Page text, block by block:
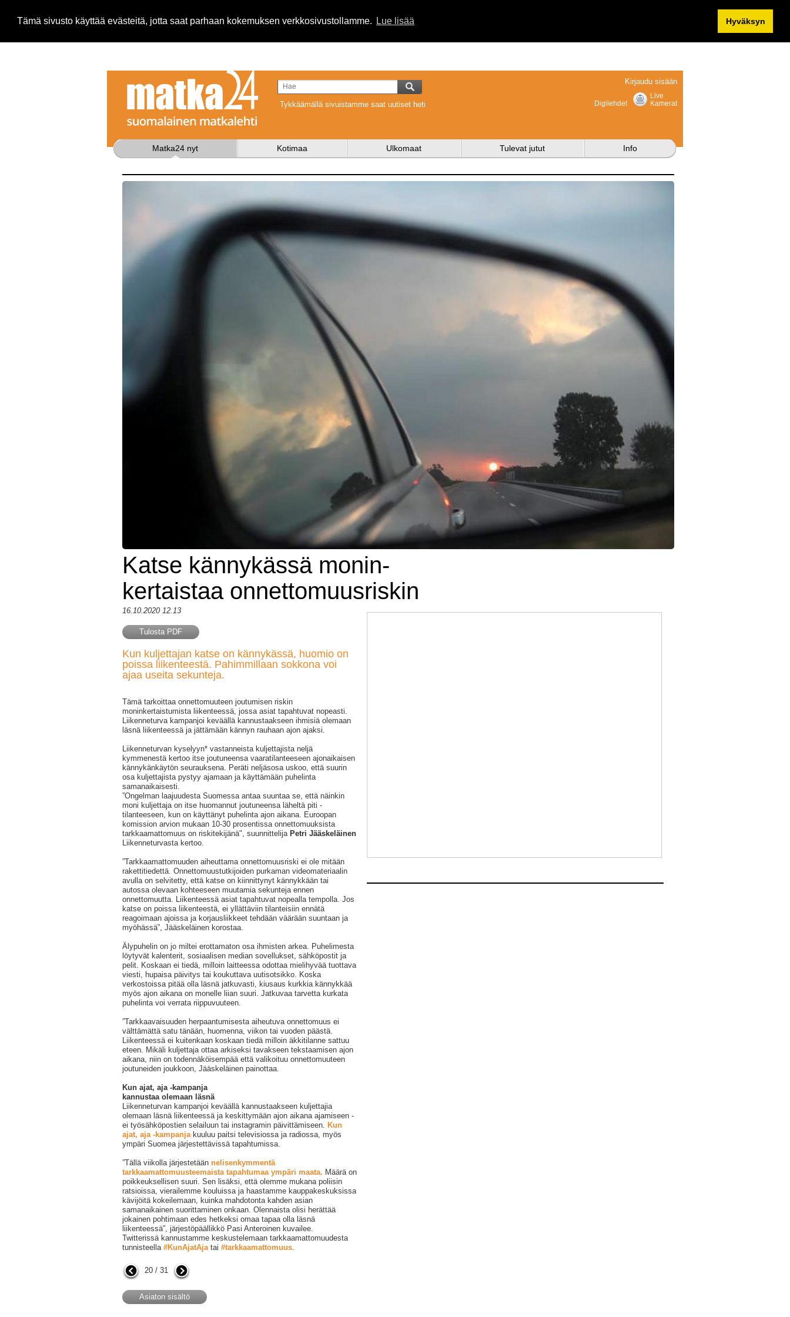
Tämä sivusto käyttää evästeitä, jotta saat parhaan kokemuksen verkkosivustollamme. Lue lisää Hyväksyn
Tykkäämällä sivuistamme saat uutiset heti
Kirjaudu sisään
Live
Kamerat
Digilehdet
Matka24 nyt Kotimaa Ulkomaat Tulevat jutut Info
Katse kännykässä monin-
kertaistaa onnettomuusriskin
16.10.2020 12.13
Tulosta PDF
Kun kuljettajan katse on kännykässä, huomio on
poissa liikenteestä. Pahimmillaan sokkona voi
ajaa useita sekunteja.
Tämä tarkoittaa onnettomuuteen joutumisen riskin
moninkertaistumista liikenteessä, jossa asiat tapahtuvat nopeasti.
Liikenneturva kampanjoi keväällä kannustaakseen ihmisiä olemaan
läsnä liikenteessä ja jättämään kännyn rauhaan ajon ajaksi.
Liikenneturvan kyselyyn* vastanneista kuljettajista neljä
kymmenestä kertoo itse joutuneensa vaaratilanteeseen ajonaikaisen
kännykänkäytön seurauksena. Peräti neljäsosa uskoo, että suurin
osa kuljettajista pystyy ajamaan ja käyttämään puhelinta
samanaikaisesti.
”Ongelman laajuudesta Suomessa antaa suuntaa se, että näinkin
moni kuljettaja on itse huomannut joutuneensa läheltä piti -
tilanteeseen, kun on käyttänyt puhelinta ajon aikana. Euroopan
komission arvion mukaan 10-30 prosentissa onnettomuuksista
tarkkaamattomuus on riskitekijänä", suunnittelija Petri Jääskeläinen
Liikenneturvasta kertoo.
”Tarkkaamattomuuden aiheuttama onnettomuusriski ei ole mitään
rakettitiedettä. Onnettomuustutkijoiden purkaman videomateriaalin
avulla on selvitetty, että katse on kiinnittynyt kännykkään tai
autossa olevaan kohteeseen muutamia sekunteja ennen
onnettomuutta. Liikenteessä asiat tapahtuvat nopealla tempolla. Jos
katse on poissa liikenteestä, ei yllättäviin tilanteisiin ennätä
reagoimaan ajoissa ja korjausliikkeet tehdään väärään suuntaan ja
myöhässä”, Jääskeläinen korostaa.
Älypuhelin on jo miltei erottamaton osa ihmisten arkea. Puhelimesta
löytyvät kalenterit, sosiaalisen median sovellukset, sähköpostit ja
pelit. Koskaan ei tiedä, milloin laitteessa odottaa mielihyvää tuottava
viesti, hupaisa päivitys tai koukuttava uutisotsikko. Koska
verkostoissa pitää olla läsnä jatkuvasti, kiusaus kurkkia kännykkää
myös ajon aikana on monelle liian suuri. Jatkuvaa tarvetta kurkata
puhelinta voi verrata riippuvuuteen.
”Tarkkaavaisuuden herpaantumisesta aiheutuva onnettomuus ei
välttämättä satu tänään, huomenna, viikon tai vuoden päästä.
Liikenteessä ei kuitenkaan koskaan tiedä milloin äkkitilanne sattuu
eteen. Mikäli kuljettaja ottaa arkiseksi tavakseen tekstaamisen ajon
aikana, niin on todennäköisempää että valikoituu onnettomuuteen
joutuneiden joukkoon, Jääskeläinen painottaa.
Kun ajat, aja -kampanja
kannustaa olemaan läsnä
Liikenneturvan kampanjoi keväällä kannustaakseen kuljettajia
olemaan läsnä liikenteessä ja keskittymään ajon aikana ajamiseen -
ei työsähköpostien selailuun tai instagramin päivittämiseen. Kun
ajat, aja -kampanjakuuluu paitsi televisiossa ja radiossa, myös
ympäri Suomea järjestettävissä tapahtumissa.
”Tällä viikolla järjestetään nelisenkymmentä
tarkkaamattomuusteemaista tapahtumaa ympäri maata. Määrä on
poikkeuksellisen suuri. Sen lisäksi, että olemme mukana poliisin
ratsioissa, vierailemme kouluissa ja haastamme kauppakeskuksissa
kävijöitä kokeilemaan, kuinka mahdotonta kahden asian
samanaikainen suorittaminen onkaan. Olennaista olisi herättää
jokainen pohtimaan edes hetkeksi omaa tapaa olla läsnä
liikenteessä”, järjestöpäällikkö Pasi Anteroinen kuvailee.
Twitterissä kannustamme keskustelemaan tarkkaamattomuudesta
tunnisteella#KunAjatAjatai #tarkkaamattomuus.
20 / 31
Asiaton sisältö